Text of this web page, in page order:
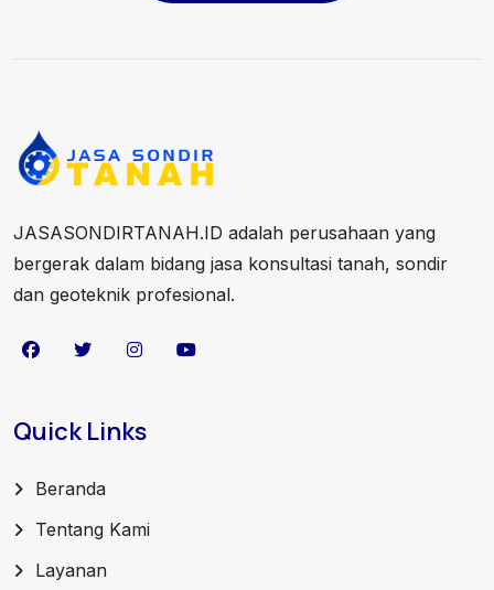
JASASONDIRTANAH.ID adalah perusahaan yang
bergerak dalam bidang jasa konsultasi tanah, sondir
dan geoteknik profesional.
Quick Links
Beranda
Tentang Kami
Layanan